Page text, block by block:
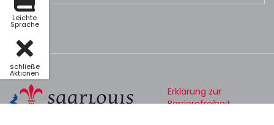
Leichte
Sprache
schließe
Aktionen
Erklärung zur
Barrierefreiheit